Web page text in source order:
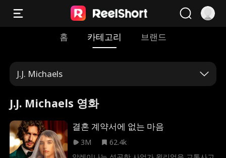
홈 카테고리 브랜드
J.J. Michaels
J.J. Michaels 영화
결혼 계약서에 없는 마음
3M
62.4k